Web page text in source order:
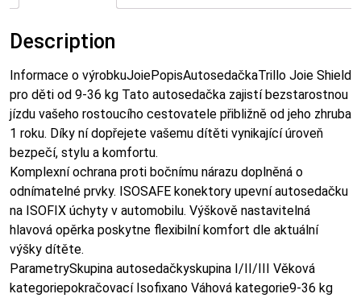
Description
Informace o výrobkuJoiePopisAutosedačkaTrillo Joie Shield
pro děti od 9-36 kg Tato autosedačka zajistí bezstarostnou
jízdu vašeho rostoucího cestovatele přibližně od jeho zhruba
1 roku. Díky ní dopřejete vašemu dítěti vynikající úroveň
bezpečí, stylu a komfortu.
Komplexní ochrana proti bočnímu nárazu doplněná o
odnímatelné prvky. ISOSAFE konektory upevní autosedačku
na ISOFIX úchyty v automobilu. Výškově nastavitelná
hlavová opěrka poskytne flexibilní komfort dle aktuální
výšky dítěte.
ParametrySkupina autosedačkyskupina I/II/III Věková
kategoriepokračovací Isofixano Váhová kategorie9-36 kg